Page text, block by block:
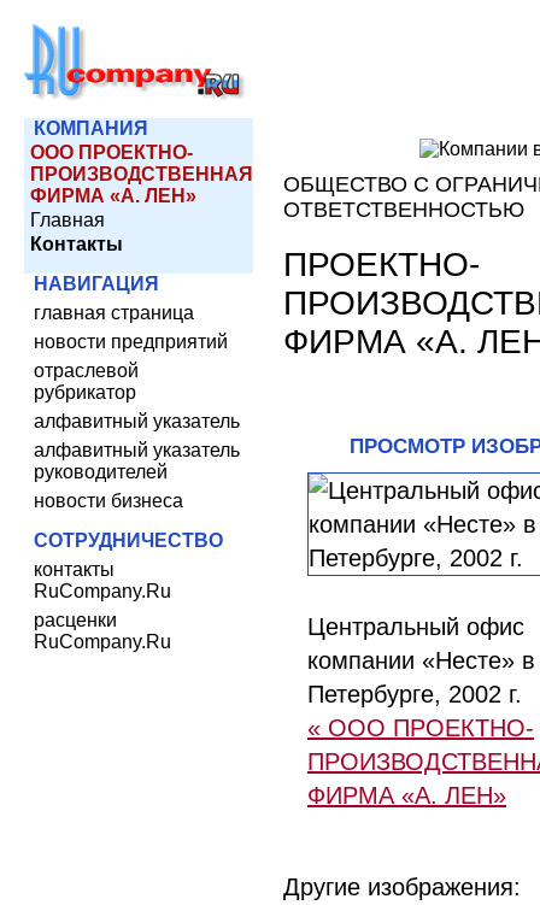
КОМПАНИЯ
ООО ПРОЕКТНО-
ПРОИЗВОДСТВЕННАЯ
ФИРМА «А. ЛЕН»
Главная
Контакты
НАВИГАЦИЯ
главная страница
новости предприятий
отраслевой
рубрикатор
алфавитный указатель
алфавитный указатель
руководителей
новости бизнеса
СОТРУДНИЧЕСТВО
контакты
RuCompany.Ru
расценки
RuCompany.Ru
ОБЩЕСТВО С
ОТВЕТСТВЕННОСТЬЮ
ПРОЕКТНО-
ФИРМА «А.
ПРОСМОТР
Центральный офис
компании «Несте»
Петербурге, 2002 г.
« ООО ПРОЕКТНО-
ФИРМА «А. ЛЕН»
Другие изображения: